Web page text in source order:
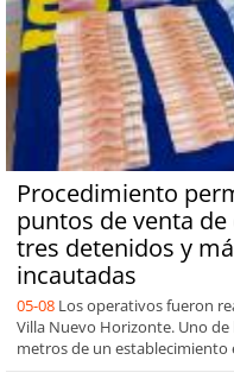
Procedimiento
puntos de venta
tres detenidos y
incautadas
05-08 Los operativos fueron
Villa Nuevo Horizonte. Uno
metros de un establecimiento